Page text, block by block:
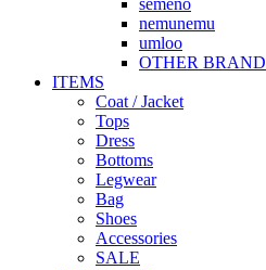
semeno
nemunemu
umloo
OTHER BRAND
ITEMS
Coat / Jacket
Tops
Dress
Bottoms
Legwear
Bag
Shoes
Accessories
SALE